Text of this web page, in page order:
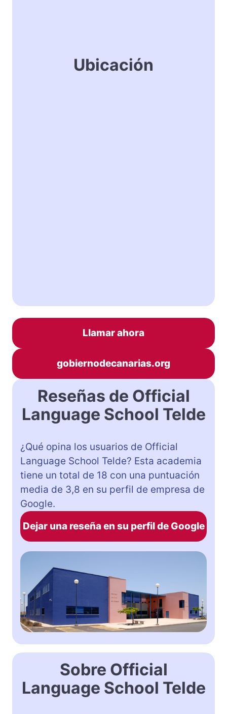
Ubicación
Llamar ahora
gobiernodecanarias.org
Reseñas de Official
Language School Telde
¿Qué opina los usuarios de Official
Language School Telde? Esta academia
tiene un total de 18 con una puntuación
media de 3,8 en su perfil de empresa de
Google.
Dejar una reseña en su perfil de Google
Sobre Official
Language School Telde